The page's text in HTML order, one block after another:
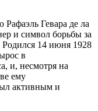
Рафаэль Гевара де ла
и символ борьбы за
Родился 14 июня 1928
в
и, несмотря на
ему
активным и